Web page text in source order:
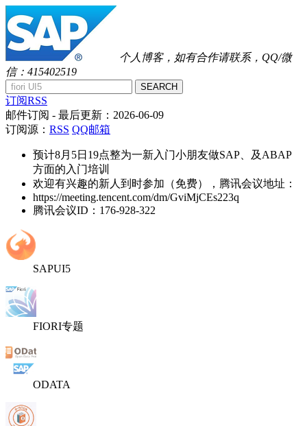
个人博客，如有合作请联系，QQ/微
信：415402519
SEARCH
订阅RSS
邮件订阅 - 最后更新： 2026-06-09
订阅源： RSS QQ邮箱
预计8月5日19点整为一新入门小朋友做SAP、及ABAP
方面的入门培训
欢迎有兴趣的新人到时参加（免费），腾讯会议地址：
https://meeting.tencent.com/dm/GviMjCEs223q
腾讯会议ID：176-928-322
SAPUI5
FIORI专题
ODATA